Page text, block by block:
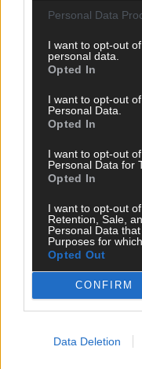
Personal Data
I want to opt-out
personal data.
Opted In
I want to opt-out
Personal Data.
Opted In
I want to opt-out
Personal Data for
Opted In
I want to opt-out
Retention, Sale,
Personal Data
Purposes for
Opted Out
CONFIRM
Data Deletion
DARA gewinnt
Kommentar zum ESC
KOMMENTAR
aufgestiegen – alle
Mai 2026
KOMMENTAR
JJ hat den Abend
war solide, aber kein
Mai 2026